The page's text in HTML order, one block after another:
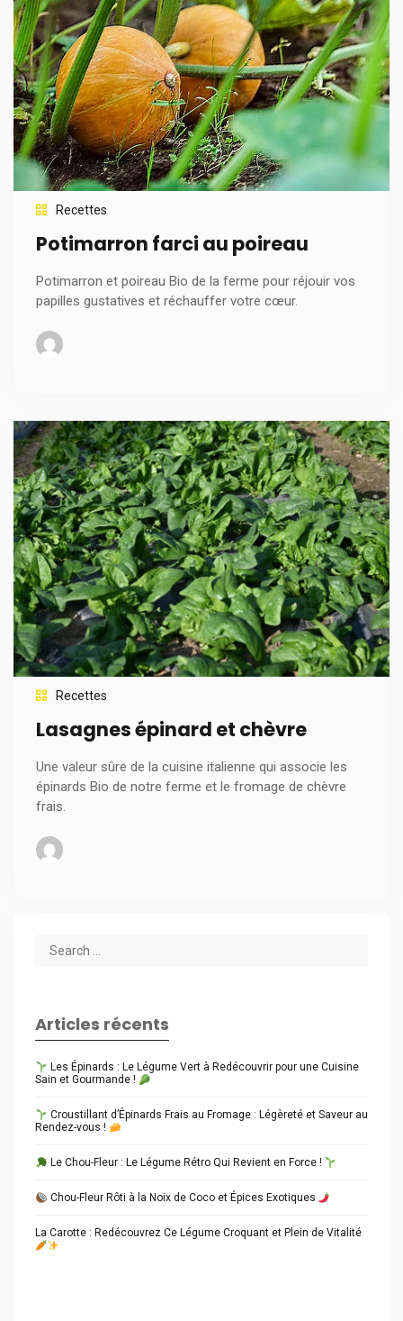
Recettes
Potimarron farci au poireau
Potimarron et poireau Bio de la ferme pour réjouir vos
papilles gustatives et réchauffer votre cœur.
Recettes
Lasagnes épinard et chèvre
Une valeur sûre de la cuisine italienne qui associe les
épinards Bio de notre ferme et le fromage de chèvre
frais.
Articles récents
Les Épinards : Le Légume Vert à Redécouvrir pour une Cuisine
Sain et Gourmande !
Croustillant d’Épinards Frais au Fromage : Légèreté et Saveur au
Rendez-vous !
Le Chou-Fleur : Le Légume Rétro Qui Revient en Force !
Chou-Fleur Rôti à la Noix de Coco et Épices Exotiques
La Carotte : Redécouvrez Ce Légume Croquant et Plein de Vitalité